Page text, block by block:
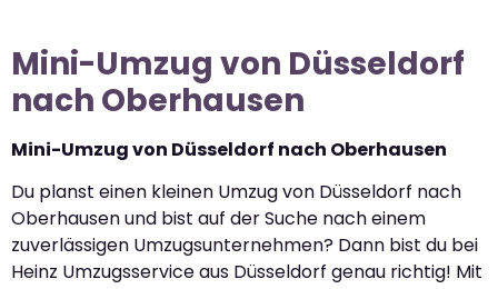
Mini-Umzug von Düsseldorf
nach Oberhausen
Mini-Umzug von Düsseldorf nach Oberhausen
Du planst einen kleinen Umzug von Düsseldorf nach
Oberhausen und bist auf der Suche nach einem
zuverlässigen Umzugsunternehmen? Dann bist du bei
Heinz Umzugsservice aus Düsseldorf genau richtig! Mit